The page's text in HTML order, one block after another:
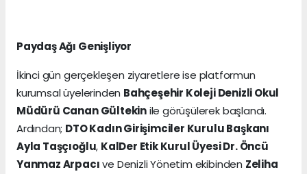
Paydaş Ağı Genişliyor
İkinci gün gerçekleşen ziyaretlere ise platformun
kurumsal üyelerinden Bahçeşehir Koleji Denizli Okul
Müdürü Canan Gültekinile görüşülerek başlandı.
Ardından; DTO Kadın Girişimciler Kurulu Başkanı
Ayla Taşçıoğlu, KalDer Etik Kurul Üyesi Dr. Öncü
Yanmaz Arpacıve Denizli Yönetim ekibinden Zeliha